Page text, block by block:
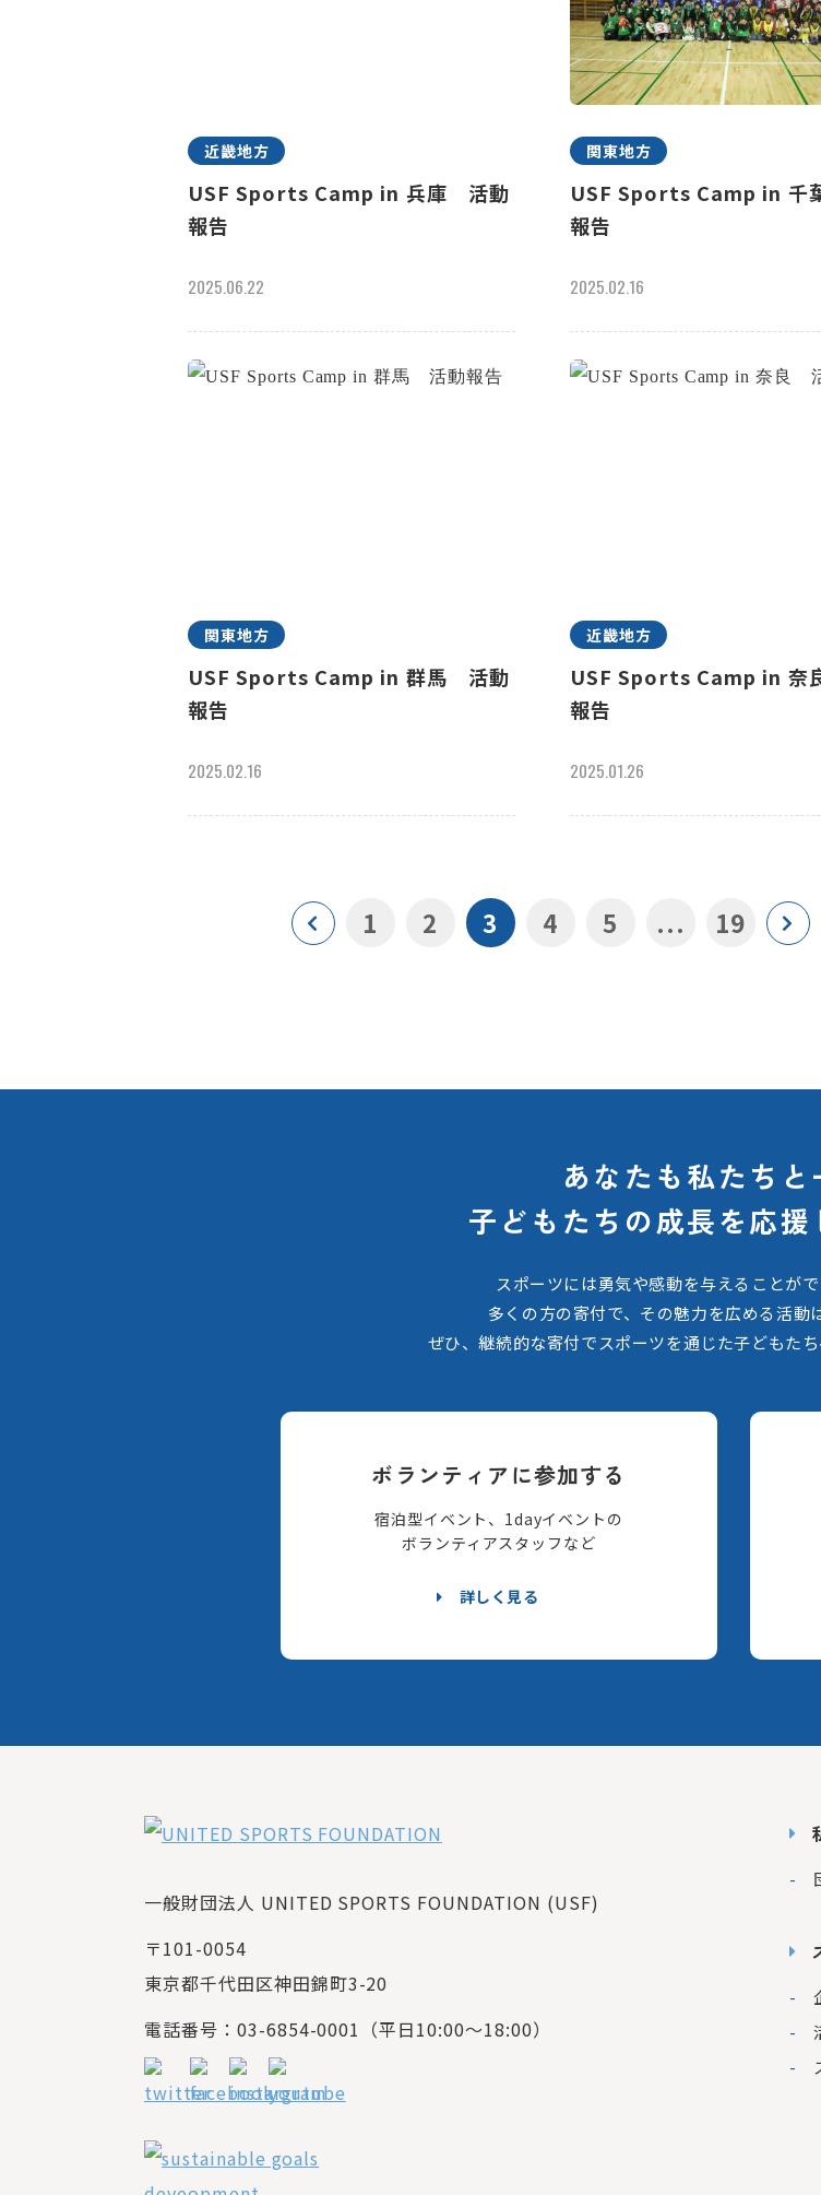
近畿地方
USF Sports Camp in 兵庫 活動
報告
2025.06.22
関東地方
USF Sports Camp in
報告
2025.02.16
関東地方
USF Sports Camp in 群馬 活動
報告
2025.02.16
近畿地方
USF Sports Camp in
報告
2025.01.26
1 2 3 4 5 ... 19
あなたも私たちと
子どもたちの成長を応援
スポーツには勇気や感動を与えることがで
多くの方の寄付で、その魅力を広める活動
ぜひ、継続的な寄付でスポーツを通じた子どもた
ボランティアに参加する
宿泊型イベント、1dayイベントの
ボランティアスタッフなど
詳しく見る
一般財団法人 UNITED SPORTS FOUNDATION (USF)
〒101-0054
東京都千代田区神田錦町3-20
電話番号：03-6854-0001（平日10:00～18:00）